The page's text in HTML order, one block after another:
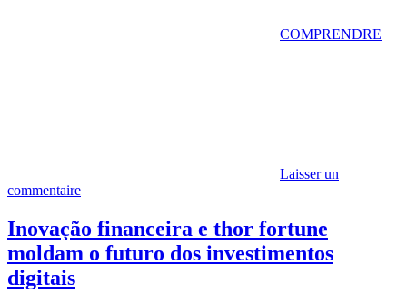
COMPRENDRE
Laisser un
commentaire
Inovação financeira e thor fortune
moldam o futuro dos investimentos
digitais